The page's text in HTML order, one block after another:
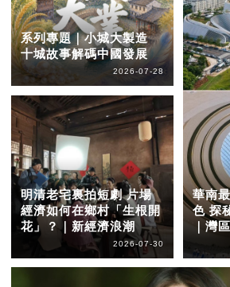
系列專題｜小城大製造
十城故事解碼中國發展
2026-07-28
明清老宅裏拍短劇 片場
經濟如何在鄉村「生根開
花」？｜新經濟浪潮
2026-07-30
華南
色 探
｜灣